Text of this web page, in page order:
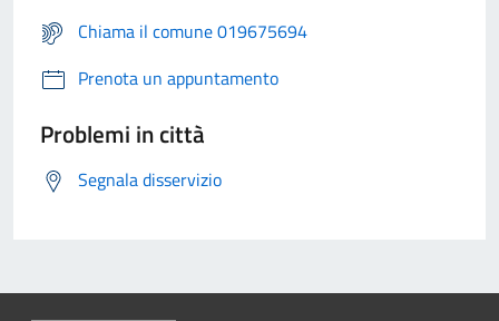
Chiama il comune 019675694
Prenota un appuntamento
Problemi in città
Segnala disservizio